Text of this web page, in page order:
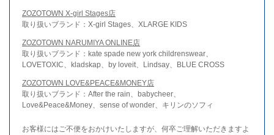
ZOZOTOWN X-girl Stages店
取り扱いブランド：X-girl Stages、XLARGE KIDS
ZOZOTOWN NARUMIYA ONLINE店
取り扱いブランド：kate spade new york childrenswear、
LOVETOXIC、kladskap、by loveit、Lindsay、BLUE CROSS
ZOZOTOWN LOVE&PEACE&MONEY店
取り扱いブランド：After the rain、babycheer、
Love&Peace&Money、sense of wonder、キリンのソフィ
お客様にはご不便をおかけいたしますが、何卒ご理解いただきますよ